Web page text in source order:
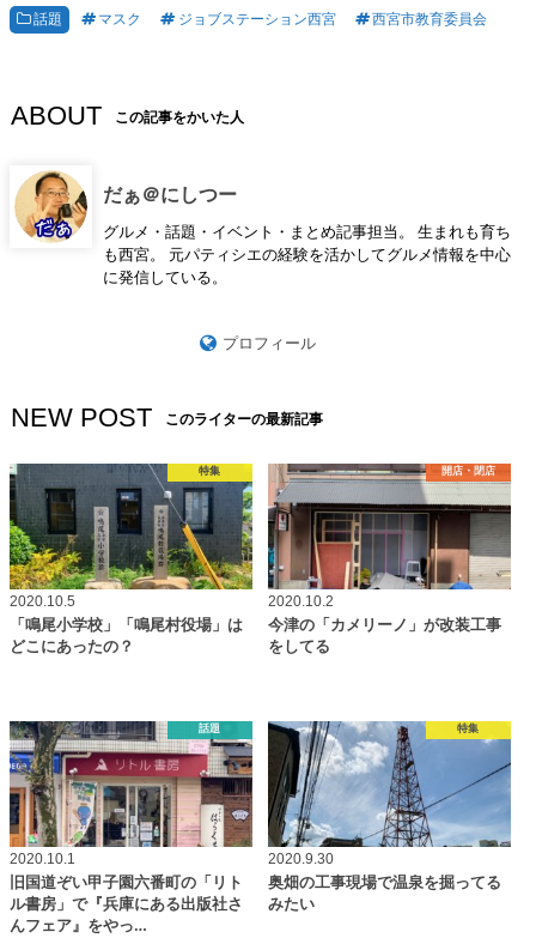
話題 マスク ジョブステーション西宮 西宮市教育委員会
ABOUT この記事をかいた人
だぁ＠にしつー
グルメ・話題・イベント・まとめ記事担当。 生まれも育ち
も西宮。 元パティシエの経験を活かしてグルメ情報を中心
に発信している。
プロフィール
NEW POST このライターの最新記事
特集
2020.10.5
「鳴尾小学校」「鳴尾村役場」は
どこにあったの？
開店・閉店
2020.10.2
今津の「カメリーノ」が改装工事
をしてる
話題
2020.10.1
旧国道ぞい甲子園六番町の「リト
ル書房」で『兵庫にある出版社さ
んフェア』をやっ…
特集
2020.9.30
奥畑の工事現場で温泉を掘ってる
みたい